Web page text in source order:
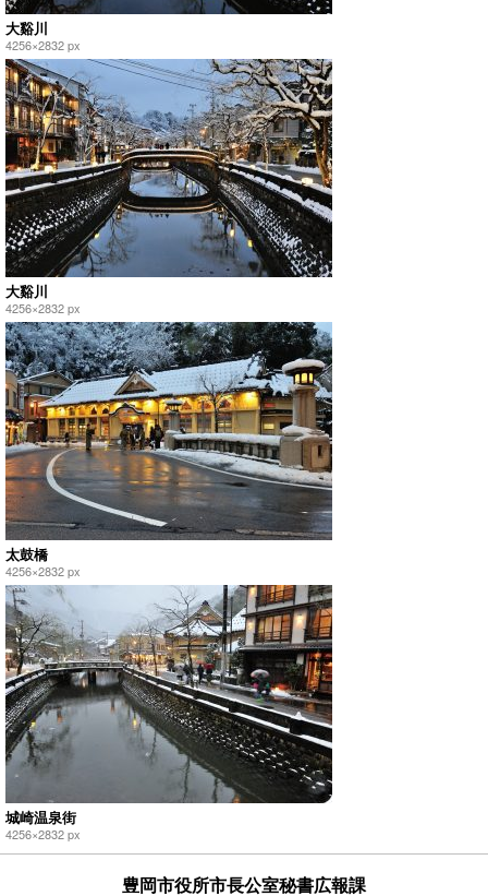
大谿川
4256×2832 px
大谿川
4256×2832 px
太鼓橋
4256×2832 px
城崎温泉街
4256×2832 px
豊岡市役所市長公室秘書広報課